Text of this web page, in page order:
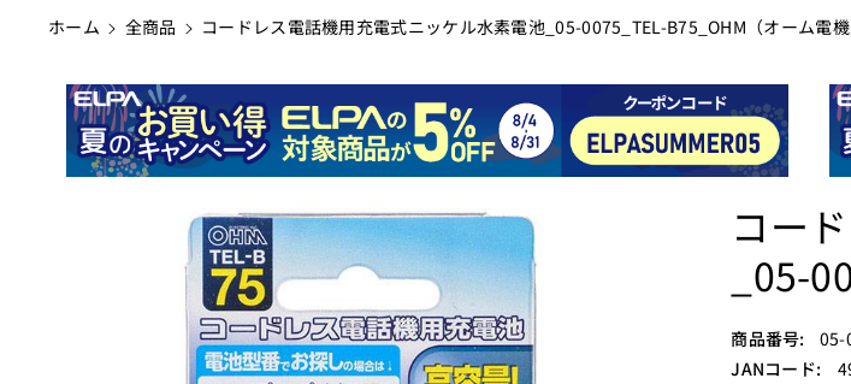
ホーム 全商品 コードレス電話機用充電式ニッケル水素電池_05-0075_TEL-B75_OHM（オーム電機
コー
_05-
商品番号:
S
K
05-
JANコード: